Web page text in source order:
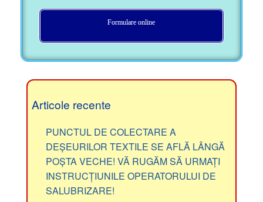
Formulare online
Articole recente
PUNCTUL DE COLECTARE A
DEȘEURILOR TEXTILE SE AFLĂ LÂNGĂ
POȘTA VECHE! VĂ RUGĂM SĂ URMAȚI
INSTRUCȚIUNILE OPERATORULUI DE
SALUBRIZARE!